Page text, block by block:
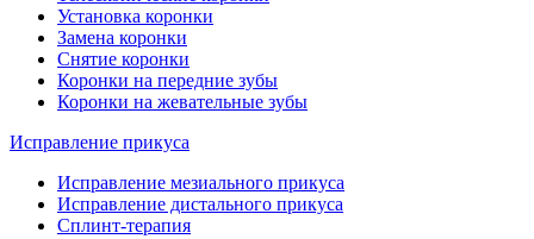
Установка коронки
Замена коронки
Снятие коронки
Коронки на передние зубы
Коронки на жевательные зубы
Исправление прикуса
Исправление мезиального прикуса
Исправление дистального прикуса
Сплинт-терапия